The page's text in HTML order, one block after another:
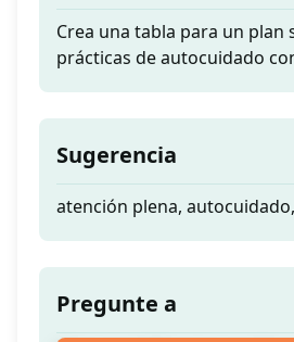
Crea una tabla para un plan
prácticas de autocuidado
Sugerencia
atención plena,
Pregunte a